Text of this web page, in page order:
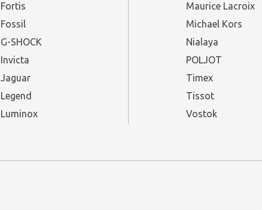
Fortis
Fossil
G-SHOCK
Invicta
Jaguar
Legend
Luminox
Maurice Lacroix
Michael Kors
Nialaya
POLJOT
Timex
Tissot
Vostok